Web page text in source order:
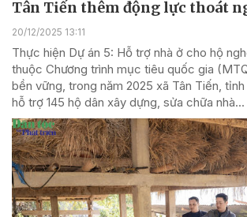
Tân Tiến thêm động lực thoát
20/12/2025 13:11
Thực hiện Dự án 5: Hỗ trợ nhà ở cho hộ
thuộc Chương trình mục tiêu quốc gia
bền vững, trong năm 2025 xã Tân Tiến,
hỗ trợ 145 hộ dân xây dựng, sửa chữa nhà...